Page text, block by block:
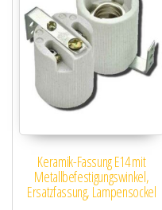
Keramik-Fassung E14 mit
Metallbefestigungswinkel,
Ersatzfassung, Lampensockel